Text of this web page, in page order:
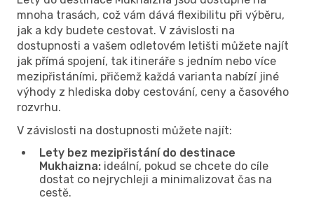
mnoha trasách, což vám dává flexibilitu při výběru,
jak a kdy budete cestovat. V závislosti na
dostupnosti a vašem odletovém letišti můžete najít
jak přímá spojení, tak itineráře s jedním nebo více
mezipřistáními, přičemž každá varianta nabízí jiné
výhody z hlediska doby cestování, ceny a časového
rozvrhu.
V závislosti na dostupnosti můžete najít:
Lety bez mezipřistání do destinace
Mukhaizna: ideální, pokud se chcete do cíle
dostat co nejrychleji a minimalizovat čas na
cestě.